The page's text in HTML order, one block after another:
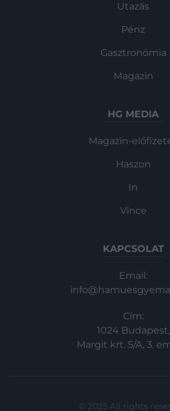
Utazás
Pénz
Gasztronómia
Magazin
HG MEDIA
Magazin-
Haszon
In
Vince
KAPCSOLAT
Email:
Cím:
1024 Budapest,
Margit krt. 5/A, 3.
© 2025 All rights